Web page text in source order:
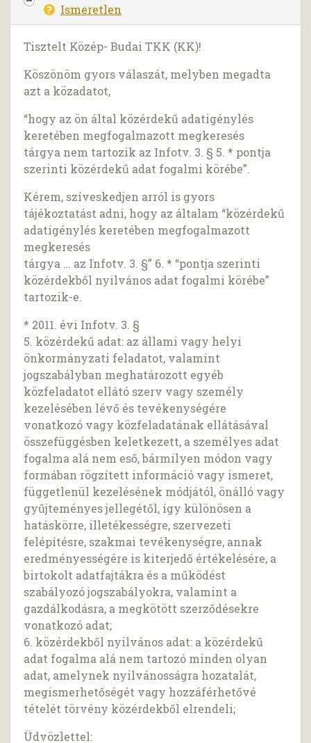
Ismeretlen
Tisztelt Közép- Budai TKK (KK)!
Köszönöm gyors válaszát, melyben megadta
azt a közadatot,
“hogy az ön által közérdekű adatigénylés
keretében megfogalmazott megkeresés
tárgya nem tartozik az Infotv. 3. § 5. * pontja
szerinti közérdekű adat fogalmi körébe”.
Kérem, szíveskedjen arról is gyors
tájékoztatást adni, hogy az általam “közérdekű
adatigénylés keretében megfogalmazott
megkeresés
tárgya … az Infotv. 3. §” 6. * “pontja szerinti
közérdekből nyilvános adat fogalmi körébe”
tartozik-e.
* 2011. évi Infotv. 3. §
5. közérdekű adat: az állami vagy helyi
önkormányzati feladatot, valamint
jogszabályban meghatározott egyéb
közfeladatot ellátó szerv vagy személy
kezelésében lévő és tevékenységére
vonatkozó vagy közfeladatának ellátásával
összefüggésben keletkezett, a személyes adat
fogalma alá nem eső, bármilyen módon vagy
formában rögzített információ vagy ismeret,
függetlenül kezelésének módjától, önálló vagy
gyűjteményes jellegétől, így különösen a
hatáskörre, illetékességre, szervezeti
felépítésre, szakmai tevékenységre, annak
eredményességére is kiterjedő értékelésére, a
birtokolt adatfajtákra és a működést
szabályozó jogszabályokra, valamint a
gazdálkodásra, a megkötött szerződésekre
vonatkozó adat;
6. közérdekből nyilvános adat: a közérdekű
adat fogalma alá nem tartozó minden olyan
adat, amelynek nyilvánosságra hozatalát,
megismerhetőségét vagy hozzáférhetővé
tételét törvény közérdekből elrendeli;
Üdvözlettel: